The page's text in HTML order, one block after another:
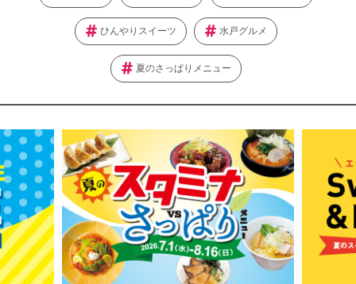
ひんやりスイーツ 水戸グルメ
夏のさっぱりメニュー